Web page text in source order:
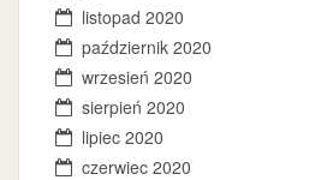
listopad 2020
październik 2020
wrzesień 2020
sierpień 2020
lipiec 2020
czerwiec 2020